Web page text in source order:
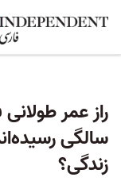
سالگی
زندگی؟